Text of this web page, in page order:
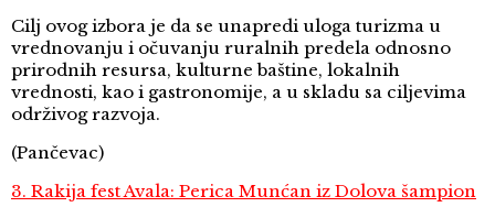
Cilj ovog izbora je da se unapredi uloga turizma u
vrednovanju i očuvanju ruralnih predela odnosno
prirodnih resursa, kulturne baštine, lokalnih
vrednosti, kao i gastronomije, a u skladu sa ciljevima
održivog razvoja.
(Pančevac)
3. Rakija fest Avala: Perica Munćan iz Dolova šampion